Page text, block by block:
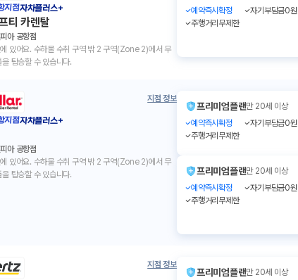
지점자차플러스+
티 카렌탈
아 공항점
있어요. 수하물 수취 구역 밖 2 구역(Zone 2)에서 무
을 탑승할 수 있습니다.
예약즉시확정
자기부담금0원
주행거리무제한
지점 정보
지점자차플러스+
아 공항점
있어요. 수하물 수취 구역 밖 2 구역(Zone 2)에서 무
을 탑승할 수 있습니다.
프리미엄플랜만 20세 이상
예약즉시확정
자기부담금0원
주행거리무제한
프리미엄플랜만 20세 이상
예약즉시확정
자기부담금0원
주행거리무제한
지점 정보
프리미엄플랜만 20세 이상